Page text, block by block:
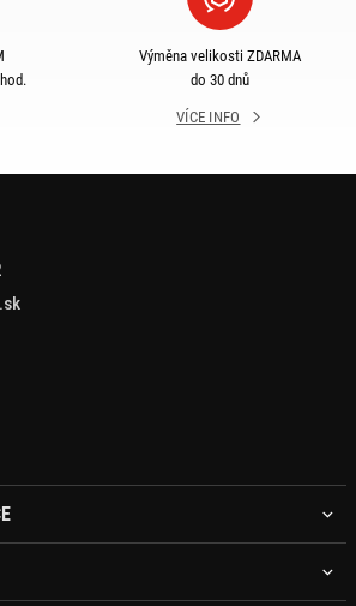
Výměna velikosti ZDARMA
do 30 dnů
VÍCE INFO